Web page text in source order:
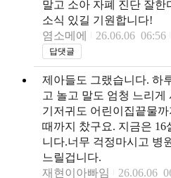
말고 소아 자폐 진단 잘한
소식 있길 기원합니다!
염소메에
26.06.06 06:56
답댓글
제아들도 그랬습니다. 하
고 놀고 말도 엄청 느리게
기저귀도 어린이집끝물
때까지 찼구요. 지금은 16
니다.너무 걱정마시고 병
느릴겁니다.
재현이아빠임
26.06.06